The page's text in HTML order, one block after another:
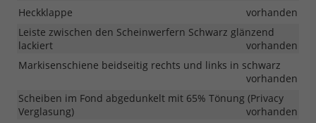
Heckklappe
vorhanden
Leiste zwischen den Scheinwerfern Schwarz glänzend
lackiert
vorhanden
Markisenschiene beidseitig rechts und links in schwarz
vorhanden
Scheiben im Fond abgedunkelt mit 65% Tönung (Privacy
Verglasung)
vorhanden